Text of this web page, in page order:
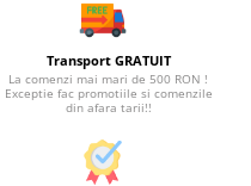
Transport GRATUIT
La comenzi mai mari de 500 RON !
Exceptie fac promotiile si comenzile
din afara tarii!!